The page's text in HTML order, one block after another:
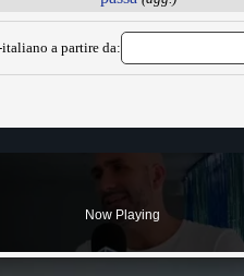
a partire da:
Now Playing